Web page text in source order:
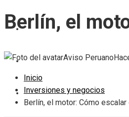
CIENCIA Y TECNOLOGÍA
RESPONSABILIDAD SOCIAL
INVERSIONES Y NEGOCIOS
Berlín, el
Aviso Peruano
Inicio
Inversiones y negocios
Berlín, el motor: Cómo